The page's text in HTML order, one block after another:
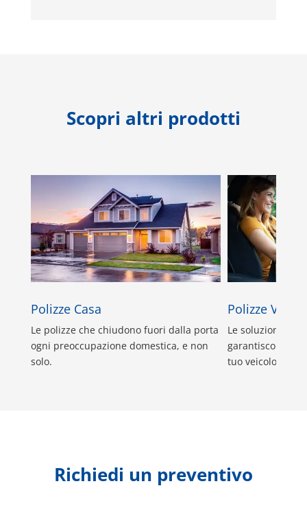
Scopri altri prodotti
Polizze Casa
Le polizze che chiudono fuori dalla porta
ogni preoccupazione domestica, e non
solo.
Polizze
Le soluzioni di
garantiscono la
tuo veicolo o
Richiedi un preventivo